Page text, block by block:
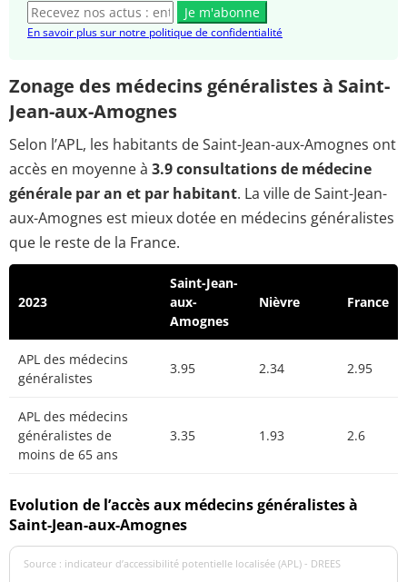
Je m'abonne
En savoir plus sur notre politique de confidentialité
Zonage des médecins généralistes à Saint-
Jean-aux-Amognes
Selon l’APL, les habitants de Saint-Jean-aux-Amognes ont
accès en moyenne à 3.9 consultations de médecine
générale par an et par habitant. La ville de Saint-Jean-
aux-Amognes est mieux dotée en médecins généralistes
que le reste de la France.
2023
Saint-Jean-
aux-
Amognes
Nièvre France
APL des médecins
généralistes
3.95 2.34 2.95
APL des médecins
généralistes de
moins de 65 ans
3.35 1.93 2.6
Evolution de l’accès aux médecins généralistes à
Saint-Jean-aux-Amognes
Source : indicateur d’accessibilité potentielle localisée (APL) - DREES